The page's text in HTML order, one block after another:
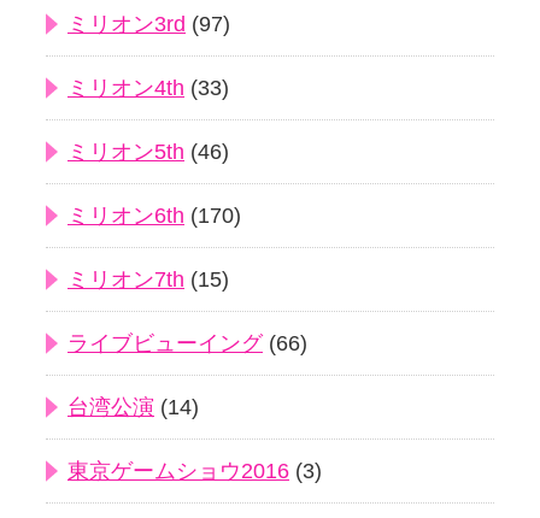
ミリオン3rd (97)
ミリオン4th (33)
ミリオン5th (46)
ミリオン6th (170)
ミリオン7th (15)
ライブビューイング(66)
台湾公演 (14)
東京ゲームショウ2016 (3)